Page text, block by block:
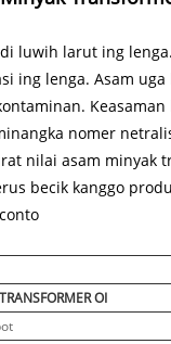
luwih larut ing
ing lenga. Asam
nomer
nilai asam minyak
becik kanggo
OI